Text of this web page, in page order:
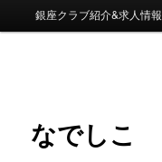
銀座クラブ紹介&求人情報
なでしこ